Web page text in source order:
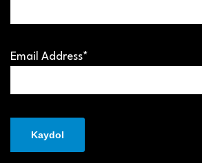
Email Address*